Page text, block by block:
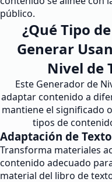
público.
¿Qué Tipo
Generar
Nivel de
Este Generador de
adaptar contenido a
mantiene el significado
tipos de
Adaptación de
Transforma materiales
contenido adecuado
material del libro de